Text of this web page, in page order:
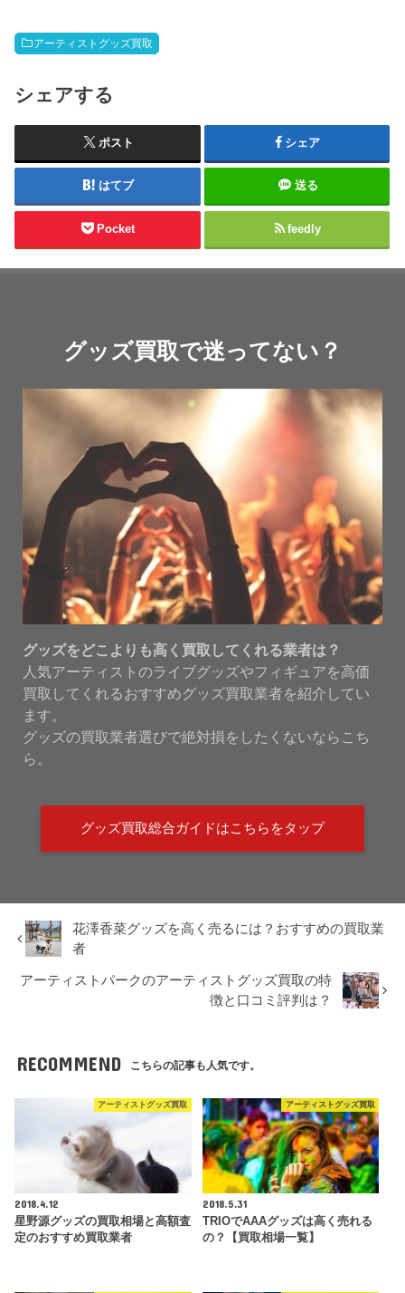
アーティストグッズ買取
シェアする
ポスト シェア
はてブ 送る
Pocket feedly
グッズ買取で迷ってない？
グッズをどこよりも高く買取してくれる業者は？
人気アーティストのライブグッズやフィギュアを高価
買取してくれるおすすめグッズ買取業者を紹介してい
ます。
グッズの買取業者選びで絶対損をしたくないならこち
ら。
グッズ買取総合ガイドはこちらをタップ
花澤香菜グッズを高く売るには？おすすめの買取業
者
アーティストパークのアーティストグッズ買取の特
徴と口コミ評判は？
RECOMMEND こちらの記事も人気です。
アーティストグッズ買取
2018.4.12
星野源グッズの買取相場と高額査
定のおすすめ買取業者
アーティストグッズ買取
2018.5.31
TRIOでAAAグッズは高く売れる
の？【買取相場一覧】